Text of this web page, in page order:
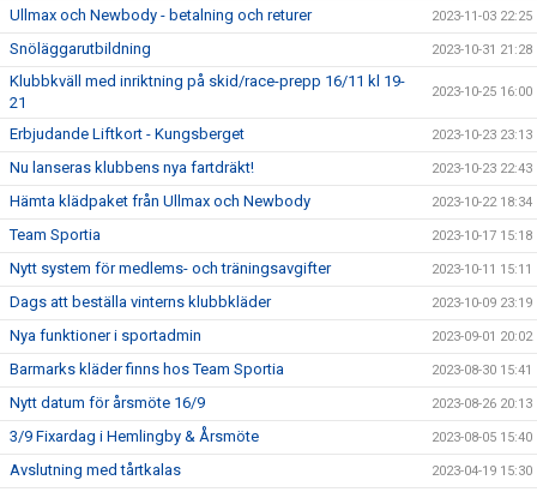
Ullmax och Newbody - betalning och returer 2023-11-03 22:25
Snöläggarutbildning 2023-10-31 21:28
Klubbkväll med inriktning på skid/race-prepp 16/11 kl 19-
21
2023-10-25 16:00
Erbjudande Liftkort - Kungsberget 2023-10-23 23:13
Nu lanseras klubbens nya fartdräkt! 2023-10-23 22:43
Hämta klädpaket från Ullmax och Newbody 2023-10-22 18:34
Team Sportia 2023-10-17 15:18
Nytt system för medlems- och träningsavgifter 2023-10-11 15:11
Dags att beställa vinterns klubbkläder 2023-10-09 23:19
Nya funktioner i sportadmin 2023-09-01 20:02
Barmarks kläder finns hos Team Sportia 2023-08-30 15:41
Nytt datum för årsmöte 16/9 2023-08-26 20:13
3/9 Fixardag i Hemlingby & Årsmöte 2023-08-05 15:40
Avslutning med tårtkalas 2023-04-19 15:30